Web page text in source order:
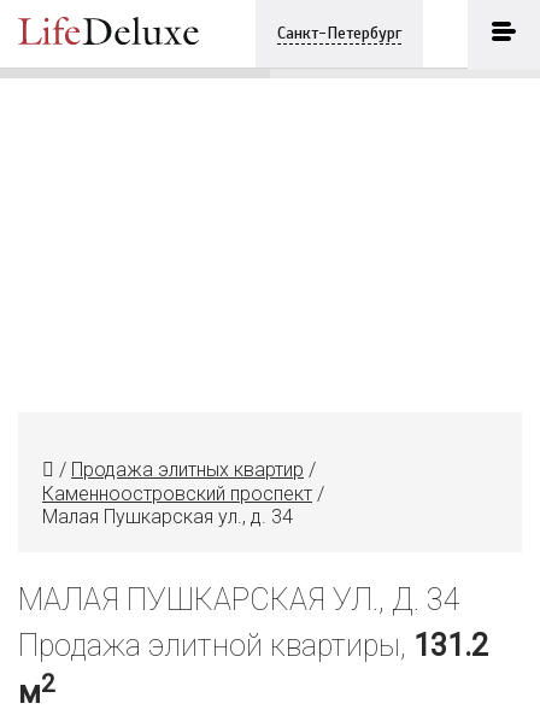
Санкт-Петербург
/ Продажа элитных квартир /
Каменноостровский проспект /
Малая Пушкарская ул., д. 34
МАЛАЯ ПУШКАРСКАЯ УЛ., Д. 34
Продажа элитной квартиры, 131.2
м2
Малая Пушкарская ул., д. 34
+7 (812) 3330243 ПОЗВОНИТЬ